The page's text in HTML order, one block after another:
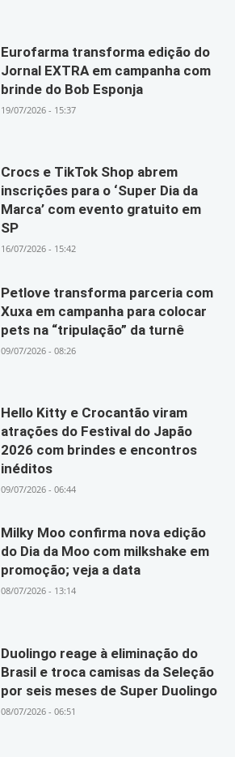
Eurofarma transforma edição do
Jornal EXTRA em campanha com
brinde do Bob Esponja
19/07/2026 - 15:37
Crocs e TikTok Shop abrem
inscrições para o ‘Super Dia da
Marca’ com evento gratuito em
SP
16/07/2026 - 15:42
Petlove transforma parceria com
Xuxa em campanha para colocar
pets na “tripulação” da turnê
09/07/2026 - 08:26
Hello Kitty e Crocantão viram
atrações do Festival do Japão
2026 com brindes e encontros
inéditos
09/07/2026 - 06:44
Milky Moo confirma nova edição
do Dia da Moo com milkshake em
promoção; veja a data
08/07/2026 - 13:14
Duolingo reage à eliminação do
Brasil e troca camisas da Seleção
por seis meses de Super Duolingo
08/07/2026 - 06:51